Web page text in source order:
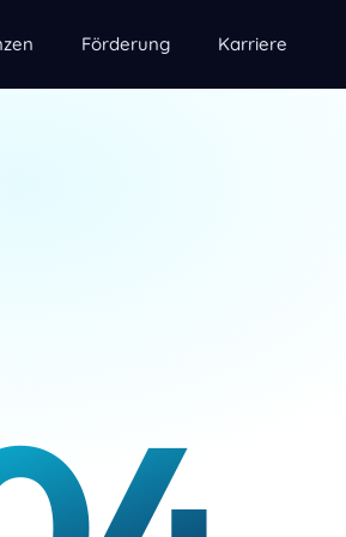
Förderung Karriere